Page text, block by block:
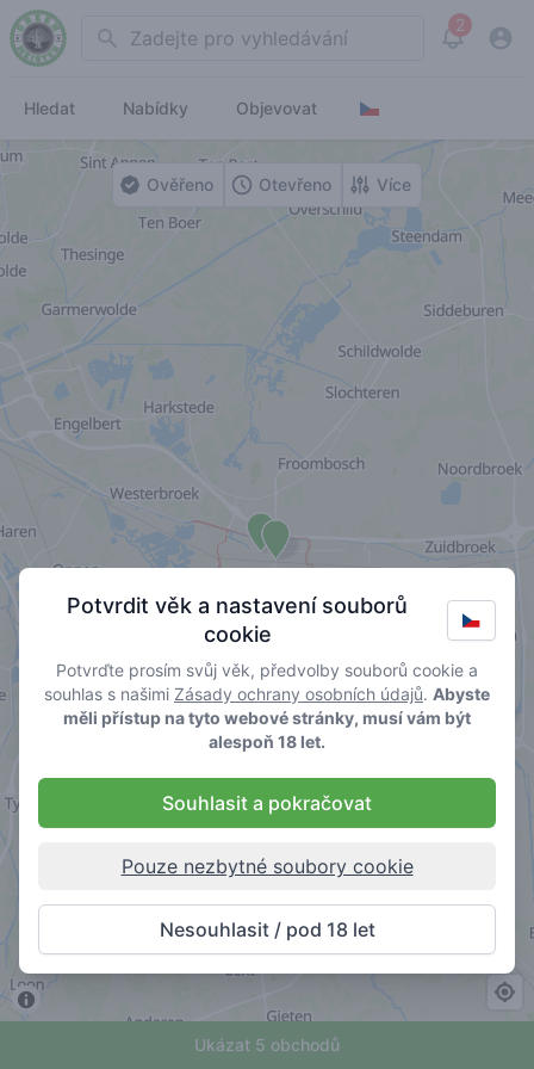
Search 2
View
Hledat Nabídky Objevovat
Ověřeno Otevřeno Více
Ukázat 5 obchodů
Potvrdit věk a nastavení souborů
cookie
Potvrďte prosím svůj věk, předvolby souborů cookie a
souhlas s našimi Zásady ochrany osobních údajů. Abyste
měli přístup na tyto webové stránky, musí vám být
alespoň 18 let.
Souhlasit a pokračovat
Pouze nezbytné soubory cookie
Nesouhlasit / pod 18 let